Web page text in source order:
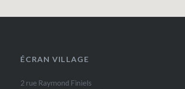
ÉCRAN VILLAGE
2 rue Raymond Finiels